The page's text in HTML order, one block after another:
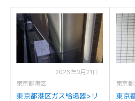
2026年3月21日
東京都港区
東京都港区ガス給湯器>リ
東京
東京